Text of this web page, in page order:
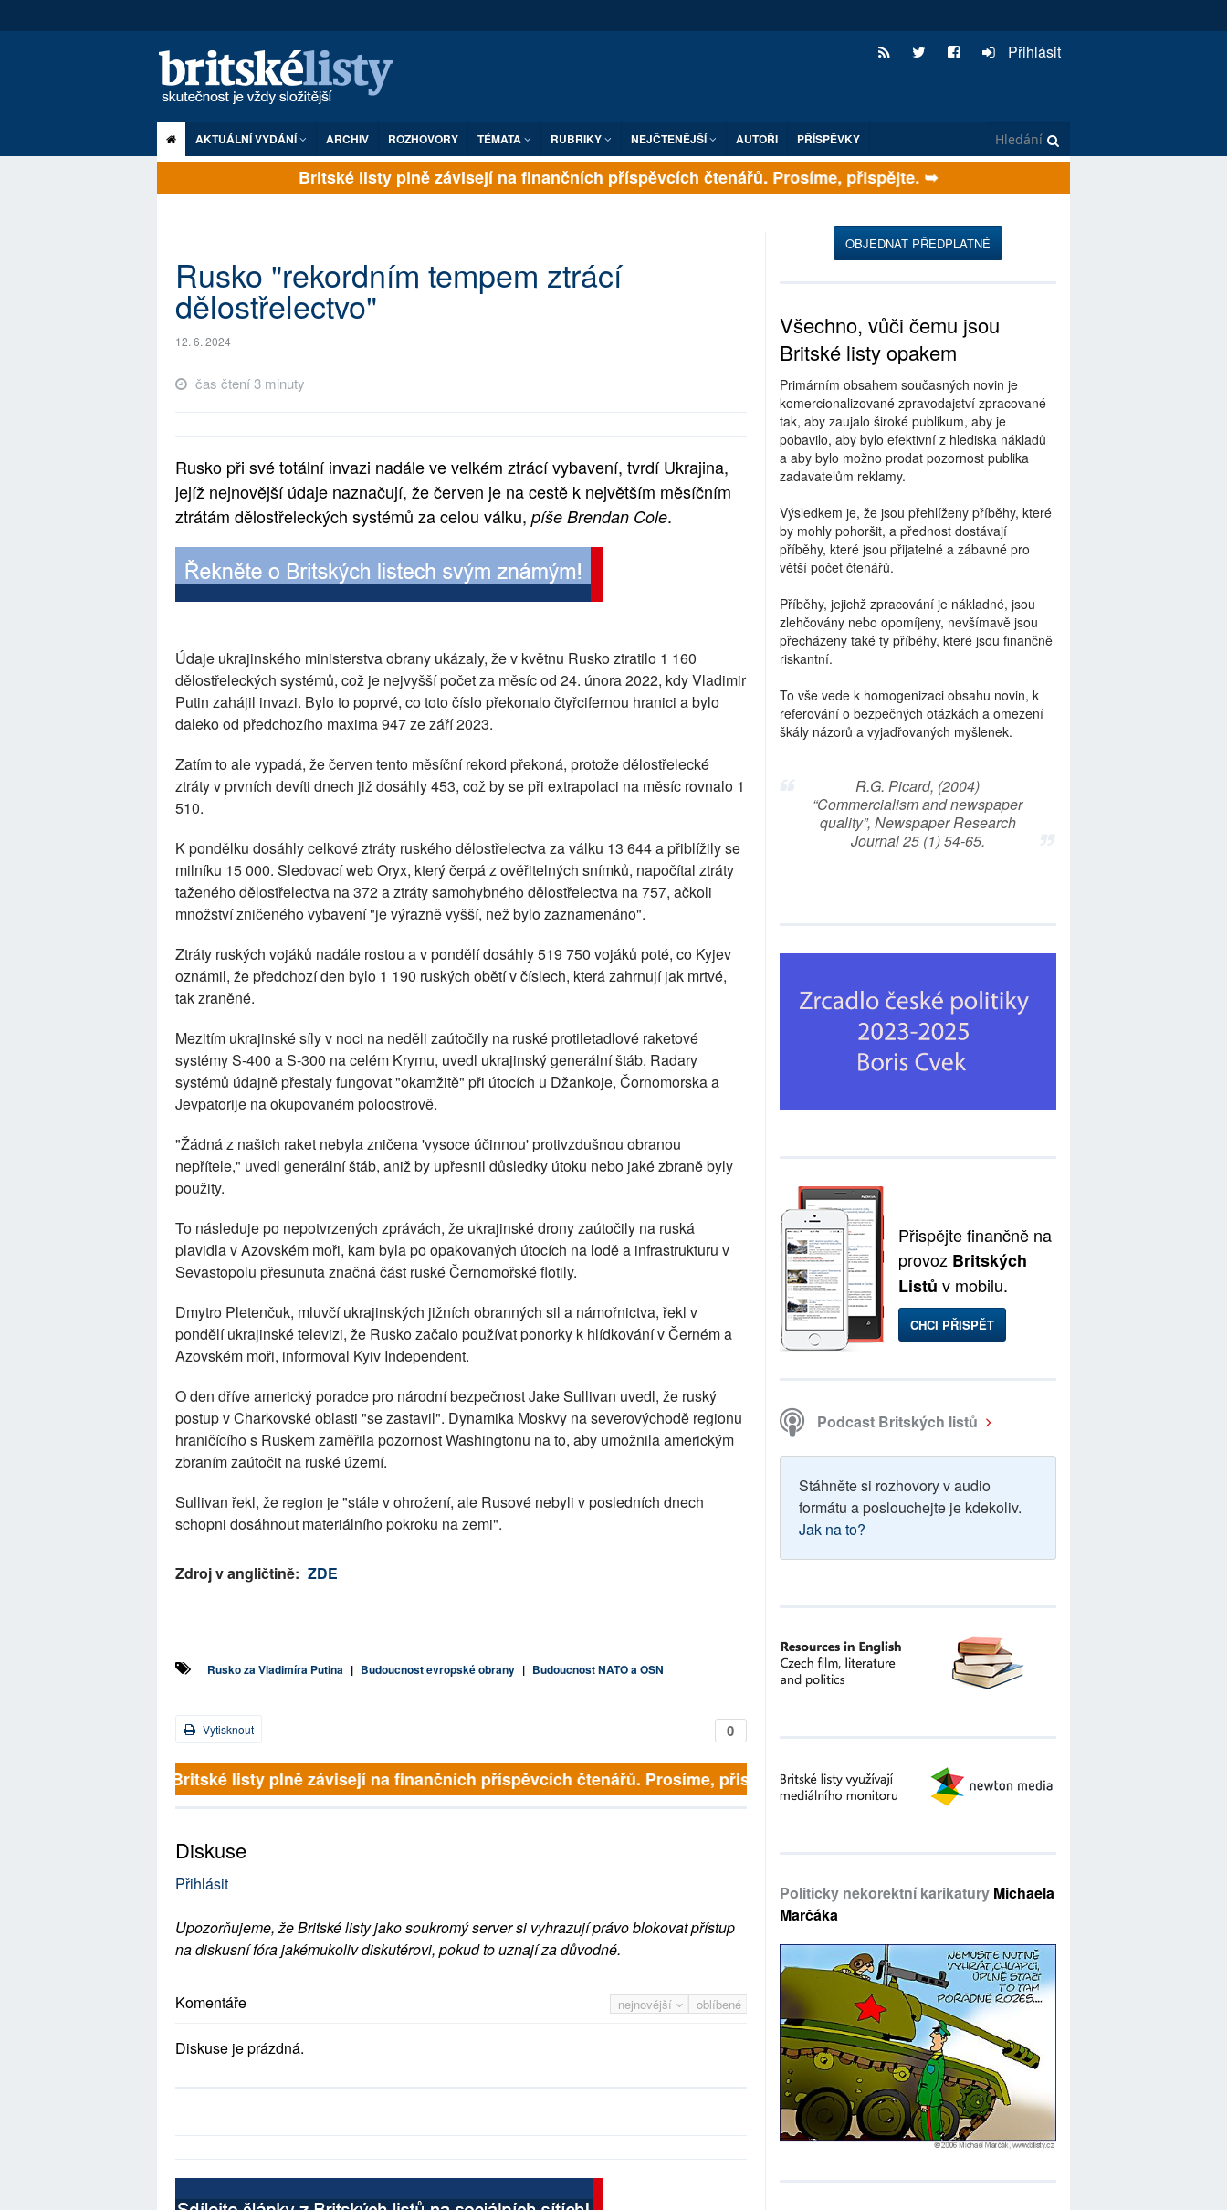
Přihlásit
AKTUÁLNÍ VYDÁNÍ ARCHIV ROZHOVORY TÉMATA RUBRIKY NEJČTENĚJŠÍ AUTOŘI PŘÍSPĚVKY
Britské listy plně závisejí na finančních příspěvcích čtenářů. Prosíme, přispějte. ➥
Rusko "rekordním tempem ztrácí
dělostřelectvo"
12. 6. 2024
čas čtení 3 minuty
Rusko při své totální invazi nadále ve velkém ztrácí vybavení, tvrdí Ukrajina,
jejíž nejnovější údaje naznačují, že červen je na cestě k největším měsíčním
ztrátám dělostřeleckých systémů za celou válku, píše Brendan Cole.
Údaje ukrajinského ministerstva obrany ukázaly, že v květnu Rusko ztratilo 1 160
dělostřeleckých systémů, což je nejvyšší počet za měsíc od 24. února 2022, kdy Vladimir
Putin zahájil invazi. Bylo to poprvé, co toto číslo překonalo čtyřcifernou hranici a bylo
daleko od předchozího maxima 947 ze září 2023.
Zatím to ale vypadá, že červen tento měsíční rekord překoná, protože dělostřelecké
ztráty v prvních devíti dnech již dosáhly 453, což by se při extrapolaci na měsíc rovnalo 1
510.
K pondělku dosáhly celkové ztráty ruského dělostřelectva za válku 13 644 a přiblížily se
milníku 15 000. Sledovací web Oryx, který čerpá z ověřitelných snímků, napočítal ztráty
taženého dělostřelectva na 372 a ztráty samohybného dělostřelectva na 757, ačkoli
množství zničeného vybavení "je výrazně vyšší, než bylo zaznamenáno".
Ztráty ruských vojáků nadále rostou a v pondělí dosáhly 519 750 vojáků poté, co Kyjev
oznámil, že předchozí den bylo 1 190 ruských obětí v číslech, která zahrnují jak mrtvé,
tak zraněné.
Mezitím ukrajinské síly v noci na neděli zaútočily na ruské protiletadlové raketové
systémy S-400 a S-300 na celém Krymu, uvedl ukrajinský generální štáb. Radary
systémů údajně přestaly fungovat "okamžitě" při útocích u Džankoje, Čornomorska a
Jevpatorije na okupovaném poloostrově.
"Žádná z našich raket nebyla zničena 'vysoce účinnou' protivzdušnou obranou
nepřítele," uvedl generální štáb, aniž by upřesnil důsledky útoku nebo jaké zbraně byly
použity.
To následuje po nepotvrzených zprávách, že ukrajinské drony zaútočily na ruská
plavidla v Azovském moři, kam byla po opakovaných útocích na lodě a infrastrukturu v
Sevastopolu přesunuta značná část ruské Černomořské flotily.
Dmytro Pletenčuk, mluvčí ukrajinských jižních obranných sil a námořnictva, řekl v
pondělí ukrajinské televizi, že Rusko začalo používat ponorky k hlídkování v Černém a
Azovském moři, informoval Kyiv Independent.
O den dříve americký poradce pro národní bezpečnost Jake Sullivan uvedl, že ruský
postup v Charkovské oblasti "se zastavil". Dynamika Moskvy na severovýchodě regionu
hraničícího s Ruskem zaměřila pozornost Washingtonu na to, aby umožnila americkým
zbraním zaútočit na ruské území.
Sullivan řekl, že region je "stále v ohrožení, ale Rusové nebyli v posledních dnech
schopni dosáhnout materiálního pokroku na zemi".
Zdroj v angličtině: ZDE
Rusko za Vladimíra Putina | Budoucnost evropské obrany | Budoucnost NATO a OSN
0
Vytisknout
Britské listy plně závisejí na finančních příspěvcích čtenářů. Prosíme, přispějte. ➥
Diskuse
Přihlásit
Upozorňujeme, že Britské listy jako soukromý server si vyhrazují právo blokovat přístup
na diskusní fóra jakémukoliv diskutérovi, pokud to uznají za důvodné.
nejnovější oblíbené
Komentáře
Diskuse je prázdná.
OBJEDNAT PŘEDPLATNÉ
Všechno, vůči čemu jsou
Britské listy opakem
Primárním obsahem současných novin je
komercionalizované zpravodajství zpracované
tak, aby zaujalo široké publikum, aby je
pobavilo, aby bylo efektivní z hlediska nákladů
a aby bylo možno prodat pozornost publika
zadavatelům reklamy.
Výsledkem je, že jsou přehlíženy příběhy, které
by mohly pohoršit, a přednost dostávají
příběhy, které jsou přijatelné a zábavné pro
větší počet čtenářů.
Příběhy, jejichž zpracování je nákladné, jsou
zlehčovány nebo opomíjeny, nevšímavě jsou
přecházeny také ty příběhy, které jsou finančně
riskantní.
To vše vede k homogenizaci obsahu novin, k
referování o bezpečných otázkách a omezení
škály názorů a vyjadřovaných myšlenek.
R.G. Picard, (2004)
“Commercialism and newspaper
quality”, Newspaper Research
Journal 25 (1) 54-65.
Přispějte finančně na
provoz Britských
Listů v mobilu.
CHCI PŘISPĚT
Podcast Britských listů
Stáhněte si rozhovory v audio
formátu a poslouchejte je kdekoliv.
Jak na to?
Politicky nekorektní karikatury Michaela
Marčáka